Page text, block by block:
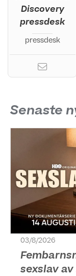
Discovery
pressdesk
pressdesk
Senaste
03/8/2026
sexslav